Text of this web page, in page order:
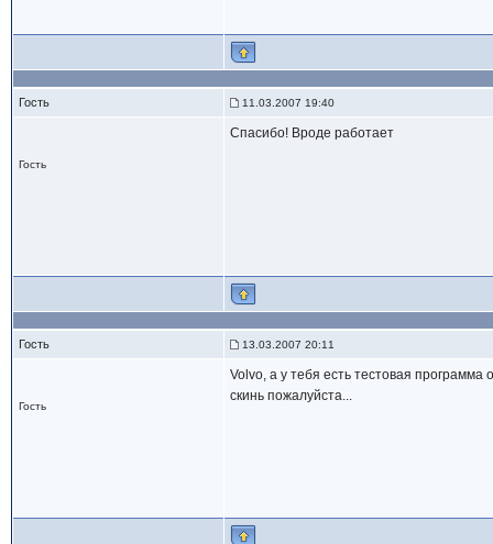
Гость 11.03.2007 19:40
Гость
Спасибо! Вроде работает
Гость 13.03.2007 20:11
Гость
Volvo, а у тебя есть тестовая
скинь пожалуйста...